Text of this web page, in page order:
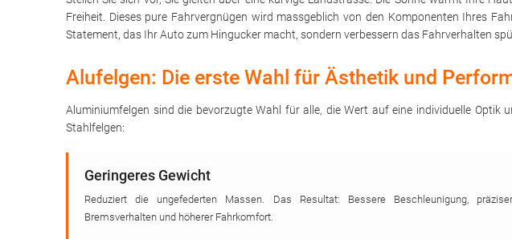
Freiheit. Dieses pure Fahrvergnügen wird massgeblich von den Komponenten Ihres
Statement, das Ihr Auto zum Hingucker macht, sondern verbessern das Fahrverhalten
Alufelgen: Die erste Wahl für Ästhetik und
Aluminiumfelgen sind die bevorzugte Wahl für alle, die Wert auf eine individuelle Optik
Stahlfelgen:
Geringeres Gewicht
Reduziert die ungefederten Massen. Das Resultat: Bessere Beschleunigung,
Bremsverhalten und höherer Fahrkomfort.